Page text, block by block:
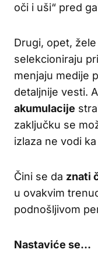
oči i uši“ pred
Drugi, opet,
selekcioniraju
menjaju medije
detaljnije vesti.
akumulacije
zaključku se
izlaza ne vodi
Čini se da znati
u ovakvim
podnošljivom
Nastaviće se…